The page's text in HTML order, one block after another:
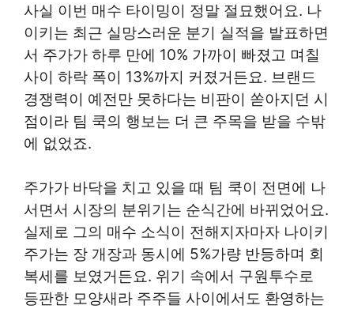
사실 이번 매수 타이밍이 정말 절묘했어요. 나
이키는 최근 실망스러운 분기 실적을 발표하면
서 주가가 하루 만에 10% 가까이 빠졌고 며칠
사이 하락 폭이 13%까지 커졌거든요. 브랜드
경쟁력이 예전만 못하다는 비판이 쏟아지던 시
점이라 팀 쿡의 행보는 더 큰 주목을 받을 수밖
에 없었죠.
주가가 바닥을 치고 있을 때 팀 쿡이 전면에 나
서면서 시장의 분위기는 순식간에 바뀌었어요.
실제로 그의 매수 소식이 전해지자마자 나이키
주가는 장 개장과 동시에 5%가량 반등하며 회
복세를 보였거든요. 위기 속에서 구원투수로
등판한 모양새라 주주들 사이에서도 환영하는